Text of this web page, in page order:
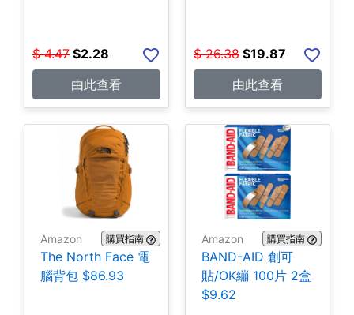
$ 4.47 $2.28
由此查看
$ 26.38 $19.87
由此查看
Amazon 購買指南
The North Face 電
腦背包 $86.93
Amazon 購買指南
BAND-AID 創可
貼/OK繃 100片 2盒
$9.62